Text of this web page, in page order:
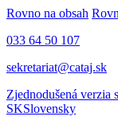
Rovno na obsah
033 64 50 107
sekretariat@cataj.sk
Zjednodušená verzia
SKSlovensky